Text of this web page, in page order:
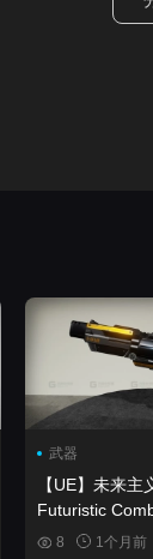
武器
【UE】未来主
Futuristic
8 1个月前